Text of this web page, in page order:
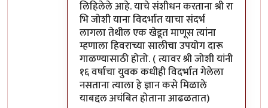
लिहिलेले आहे. याचे संशीधन करताना श्री रा
भि जोशी याना विदर्भात याचा संदर्भ
लागला तेथील एक खेडूत माणूस त्यांना
म्हणाला हिवराच्या सालीचा उपयोग दारू
गाळण्यासाठी होतो. ( त्यावर श्री जोशी यांनी
१६ वर्षाचा युवक कधीही विदर्भात गेलेला
नसताना त्याला हे ज्ञान कसे मिळाले
याबद्दल अचंबित होताना आढळतात)